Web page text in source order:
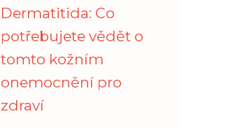
Dermatitida: Co
potřebujete vědět o
tomto kožním
onemocnění pro
zdraví